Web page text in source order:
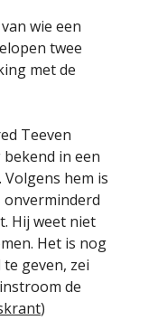
wie een
twee
met de
Teeven
in een
hem is
Hij weet niet
Het is nog
geven, zei
de
)